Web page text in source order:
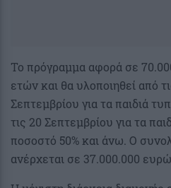
Το πρόγραμμα αφορά σε
ετών και θα υλοποιηθεί από
Σεπτεμβρίου για τα παιδιά
τις 20 Σεπτεμβρίου για τα
ποσοστό 50% και άνω. Ο
ανέρχεται σε 37.000.000